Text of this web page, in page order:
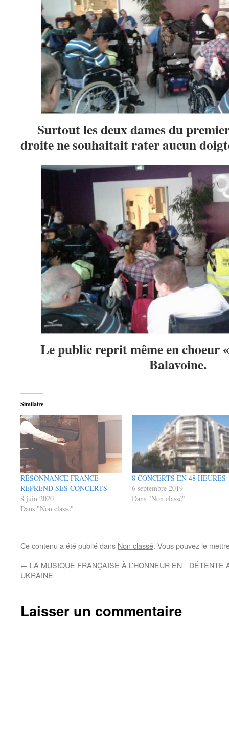
Surtout les deux dames du
droite ne souhaitait rater aucun
Le public reprit même en choeur
Balavoine.
Similaire
RÉSONNANCE FRANCE
REPREND SES CONCERTS
8 juin 2020
Dans "Non classé"
8 CONCERTS EN 48 HEURES
6 septembre 2019
Dans "Non classé"
Ce contenu a été publié dans Non classé. Vous pouvez le
← LA MUSIQUE FRANÇAISE À L’HONNEUR EN
UKRAINE
DÉTENTE
Laisser un commentaire